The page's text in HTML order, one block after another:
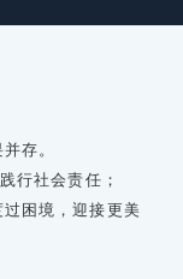
存。
行社会责任；
困境，迎接更美